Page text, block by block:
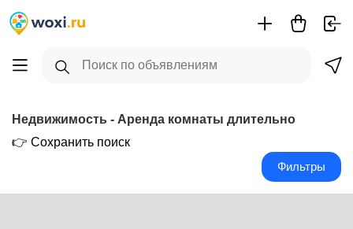
Недвижимость - Аренда комнаты длительно
👉 Сохранить поиск
Фильтры
+
-